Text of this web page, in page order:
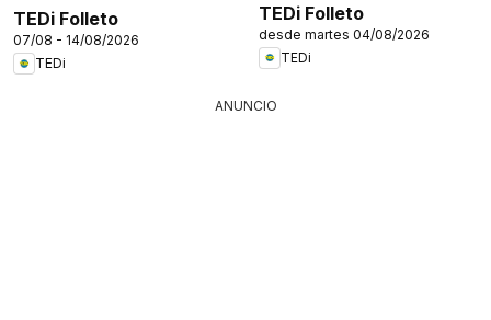
TEDi Folleto
07/08 - 14/08/2026
TEDi
TEDi Folleto
desde martes 04/08/2026
TEDi
ANUNCIO